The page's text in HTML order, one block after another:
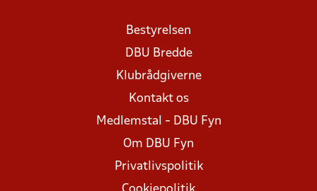
Bestyrelsen
DBU Bredde
Klubrådgiverne
Kontakt os
Medlemstal - DBU Fyn
Om DBU Fyn
Privatlivspolitik